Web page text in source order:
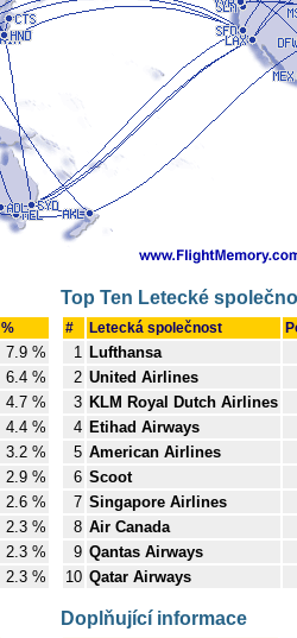
%
7.9 %
6.4 %
4.7 %
4.4 %
3.2 %
2.9 %
2.6 %
2.3 %
2.3 %
2.3 %
Top Ten Letecké
# Letecká společnost
1 Lufthansa
2 United Airlines
3 KLM Royal Dutch Airlines
4 Etihad Airways
5 American Airlines
6 Scoot
7 Singapore Airlines
8 Air Canada
9 Qantas Airways
10 Qatar Airways
Doplňující informace